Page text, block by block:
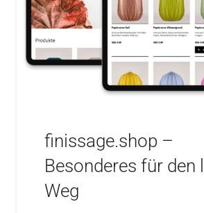
finissage.shop –
Besonderes für den
Weg